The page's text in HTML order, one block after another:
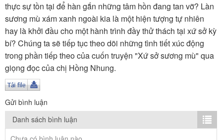
thực sự tồn tại để hàn gắn những tâm hồn đang tan vỡ? Làn
sương mù xám xanh ngoài kia là một hiện tượng tự nhiên
hay là khởi đầu cho một hành trình đầy thử thách tại xứ sở kỳ
bí? Chúng ta sẽ tiếp tục theo dõi những tình tiết xúc động
trong phần tiếp theo của cuốn truyện "Xứ sở sương mù" qua
giọng đọc của chị Hồng Nhung.
Gửi bình luận
Danh sách bình luận